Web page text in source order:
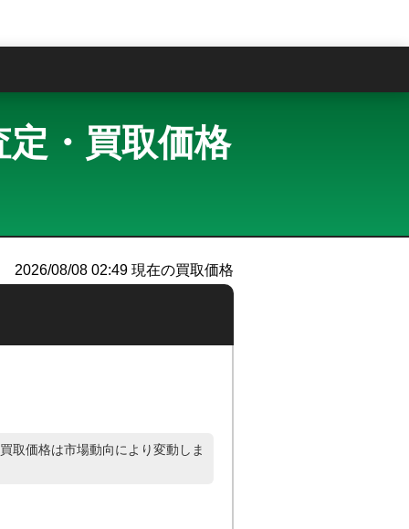
・買取価格
2026/08/08 02:49 現在の買取価格
取価格は市場動向により変動しま